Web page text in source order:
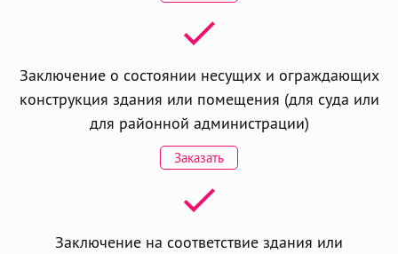
Заключение о состоянии несущих и ограждающих
конструкция здания или помещения (для суда или
для районной администрации)
Заказать
Заключение на соответствие здания или